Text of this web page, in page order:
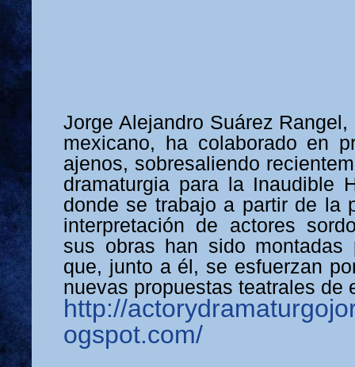
Jorge Alejandro Suárez
mexicano, ha colaborado en
ajenos, sobresaliendo
dramaturgia para la Inaudible
donde se trabajo a partir de la
interpretación de actores
sus obras han sido montadas
que, junto a él, se esfuerzan
nuevas propuestas teatrales de
http://
ogspot.com/